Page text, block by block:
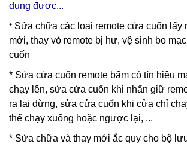
dụng được...
* Sửa chữa các loại remote cửa cuốn lấy
mới, thay vỏ remote bị hư, vệ sinh bo
cuốn
* Sửa cửa cuốn remote bấm có tín hiệu
chạy lên, sửa cửa cuốn khi nhấn giữ
ra lại dừng, sửa cửa cuốn khi cửa chỉ
thể chạy xuống hoặc ngược lại, ...
* Sửa chữa và thay mới ắc quy cho bộ